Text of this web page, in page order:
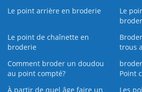
Le point arrière en broderie
Le
Le point de chaînette en
broderie
trous
Comment broder un doudou
au point compté?
Point
À partir de quel âge faire un
Les